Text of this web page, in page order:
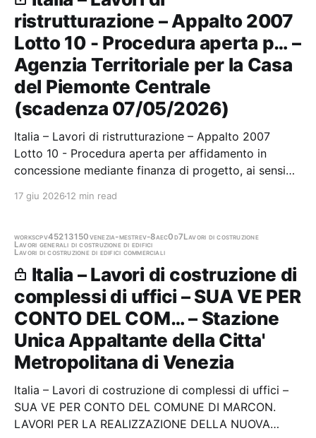
ristrutturazione – Appalto 2007
Lotto 10 - Procedura aperta p… –
Agenzia Territoriale per la Casa
del Piemonte Centrale
(scadenza 07/05/2026)
Italia – Lavori di ristrutturazione – Appalto 2007
Lotto 10 - Procedura aperta per affidamento in
concessione mediante finanza di progetto, ai sensi
efficientamento energetico edifici di proprietà di
17 giu 2026 12 min read
workscpv45213150venezia-mestrev-8aec0d7Lavori di costruzione
Lavori generali di costruzione di edifici
Lavori di costruzione di edifici commerciali
Italia – Lavori di costruzione di
complessi di uffici – SUA VE PER
CONTO DEL COM… – Stazione
Unica Appaltante della Citta'
Metropolitana di Venezia
Italia – Lavori di costruzione di complessi di uffici –
SUA VE PER CONTO DEL COMUNE DI MARCON.
LAVORI PER LA REALIZZAZIONE DELLA NUOVA